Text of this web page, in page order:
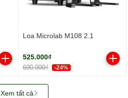
Loa Microlab M108 2.1
525.000₫
690.000₫ -24%
Xem tất cả